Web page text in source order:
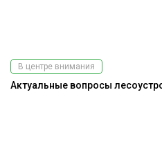
В центре внимания
Актуальные вопросы